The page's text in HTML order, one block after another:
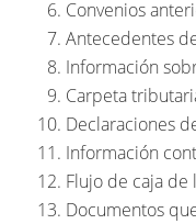
Convenios
Antecedentes
Información
Carpeta
Declaraciones
Información
Flujo de caja de
Documentos